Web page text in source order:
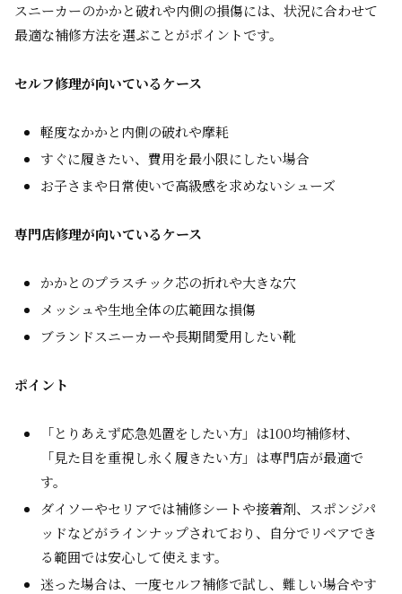
スニーカーのかかと破れや内側の損傷には、状況に合わせて
最適な補修方法を選ぶことがポイントです。
セルフ修理が向いているケース
軽度なかかと内側の破れや摩耗
すぐに履きたい、費用を最小限にしたい場合
お子さまや日常使いで高級感を求めないシューズ
専門店修理が向いているケース
かかとのプラスチック芯の折れや大きな穴
メッシュや生地全体の広範囲な損傷
ブランドスニーカーや長期間愛用したい靴
ポイント
「とりあえず応急処置をしたい方」 は100均補修材、
「見た目を重視し永く履きたい方」 は専門店が最適で
す。
ダイソーやセリアでは補修シートや接着剤、スポンジパ
ッドなどがラインナップされており、自分でリペアでき
る範囲では安心して使えます。
迷った場合は、一度セルフ補修で試し、難しい場合やす